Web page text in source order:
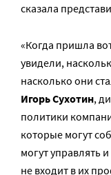
сказала
«Когда пришла
увидели,
насколько они
Игорь Сухотин,
политики
которые могут
могут управлять
не входит в их